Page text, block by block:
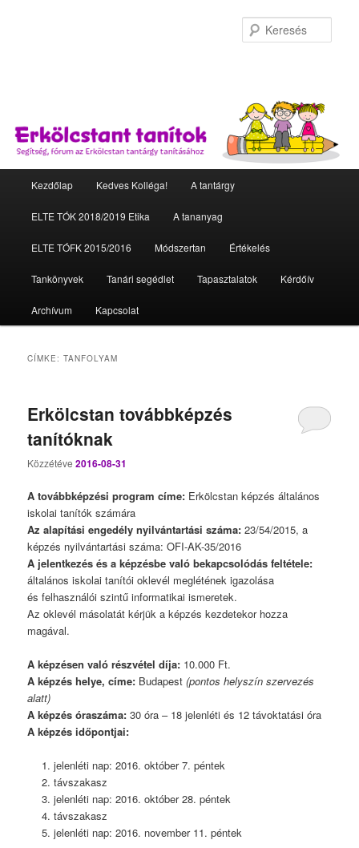
Tovább az elsődleges tartalomra
Tovább a másodlagos tartalomra
Kezdőlap Kedves Kolléga! A tantárgy
ELTE TÓK 2018/2019 Etika A tananyag
ELTE TÓFK 2015/2016 Módszertan Értékelés
Tankönyvek Tanári segédlet Tapasztalatok Kérdőív
Archívum Kapcsolat
CÍMKE:TANFOLYAM
Erkölcstan továbbképzés
tanítóknak
Közzétéve2016-08-31
A továbbképzési program címe: Erkölcstan képzés általános
iskolai tanítók számára
Az alapítási engedély nyilvántartási száma: 23/54/2015, a
képzés nyilvántartási száma: OFI-AK-35/2016
A jelentkezés és a képzésbe való bekapcsolódás feltétele:
általános iskolai tanítói oklevél meglétének igazolása
és felhasználói szintű informatikai ismeretek.
Az oklevél másolatát kérjük a képzés kezdetekor hozza
magával.
A képzésen való részvétel díja: 10.000 Ft.
A képzés helye, címe: Budapest(pontos helyszín szervezés
alatt)
A képzés óraszáma:30 óra – 18 jelenléti és 12 távoktatási óra
A képzés időpontjai:
jelenléti nap: 2016. október 7. péntek
távszakasz
jelenléti nap: 2016. október 28. péntek
távszakasz
jelenléti nap: 2016. november 11. péntek